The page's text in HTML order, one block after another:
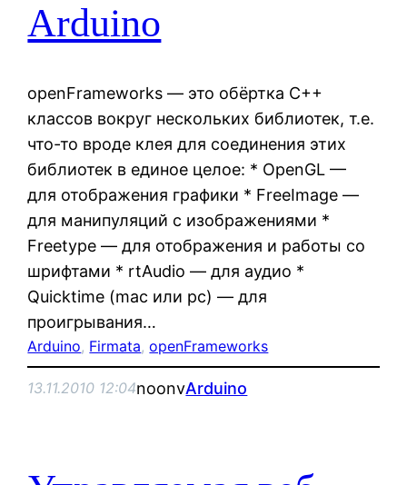
Arduino
openFrameworks — это обёртка С++
классов вокруг нескольких библиотек, т.е.
что-то вроде клея для соединения этих
библиотек в единое целое: * OpenGL —
для отображения графики * FreeImage —
для манипуляций с изображениями *
Freetype — для отображения и работы со
шрифтами * rtAudio — для аудио *
Quicktime (mac или pc) — для
проигрывания…
Arduino, Firmata, openFrameworks
13.11.2010 12:04noonvArduino